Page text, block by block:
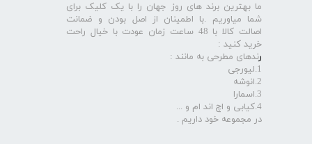
ما بهترین برند های روز جهان را با یک کلیک برای
شما میاوریم .با اطمینان از اصل بودن و ضمانت
اصالت کالا با 48 ساعت زمان عودت با خیال راحت
خرید کنید :
رندهای مطرحی به مانند :
1.لیورجی
2.انوشه
3.اسمارا
4.کیابی و اچ اند ام و ...
در مجموعه خود داریم .​​​​​​​